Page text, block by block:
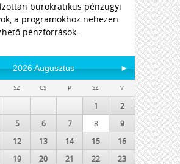
bürokratikus pénzügyi
a programokhoz nehezen
pénzforrások.
2026 Augusztus ►
SZ CS P SZ V
1
2
5 6 7 8
9
12 13 14 15
16
19 20 21 22
23